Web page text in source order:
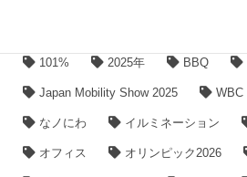
101% 2025年 BBQ
Japan Mobility Show 2025 WBC
なノにわ イルミネーション
オフィス オリンピック2026